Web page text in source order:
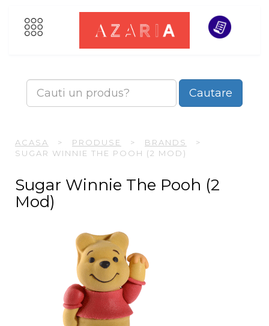
Cautare
ACASA > PRODUSE > BRANDS
>
SUGAR WINNIE THE POOH (2 MOD)
Sugar Winnie The Pooh (2
Mod)